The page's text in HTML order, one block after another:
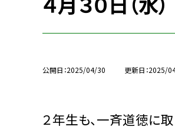
公開日 2025/04/30 更新日 2025/
２年生も、一斉道徳に